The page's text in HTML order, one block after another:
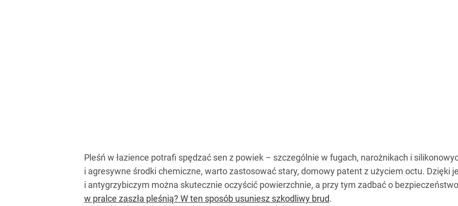
Pleśń w łazience potrafi spędzać sen z powiek – szczególnie w fugach, narożnikach i
i agresywne środki chemiczne, warto zastosować stary, domowy patent z użyciem octu. Dzięki
i antygrzybiczym można skutecznie oczyścić powierzchnie, a przy tym zadbać o
w pralce zaszła pleśnią? W ten sposób usuniesz szkodliwy brud.